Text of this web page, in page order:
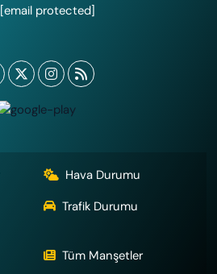
[email protected]
Hava Durumu
Trafik Durumu
Tüm Manşetler